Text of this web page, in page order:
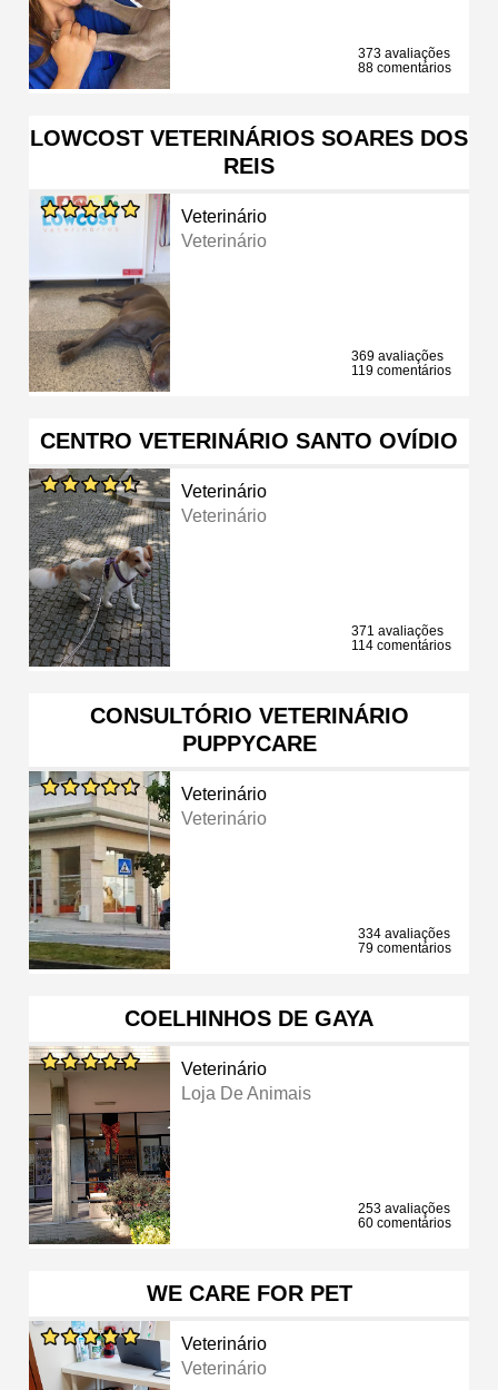
373 avaliações
88 comentários
LOWCOST VETERINÁRIOS SOARES DOS
REIS
Veterinário
Veterinário
369 avaliações
119 comentários
CENTRO VETERINÁRIO SANTO OVÍDIO
Veterinário
Veterinário
371 avaliações
114 comentários
CONSULTÓRIO VETERINÁRIO
PUPPYCARE
Veterinário
Veterinário
334 avaliações
79 comentários
COELHINHOS DE GAYA
Veterinário
Loja De Animais
253 avaliações
60 comentários
WE CARE FOR PET
Veterinário
Veterinário